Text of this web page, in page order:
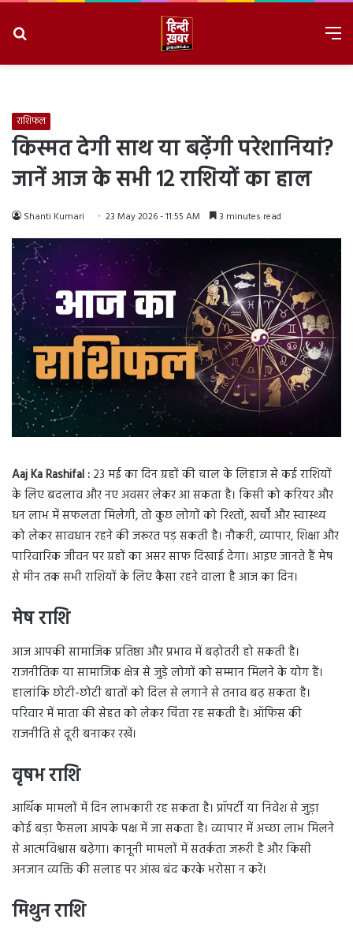
राशिफल
किस्मत देगी साथ या बढ़ेंगी परेशानियां?
जानें आज के सभी 12 राशियों का हाल
Shanti Kumari 23 May 2026 - 11:55 AM 3 minutes read
Aaj Ka Rashifal : 23 मई का दिन ग्रहों की चाल के लिहाज से कई राशियों
के लिए बदलाव और नए अवसर लेकर आ सकता है। किसी को करियर और
धन लाभ में सफलता मिलेगी, तो कुछ लोगों को रिश्तों, खर्चों और स्वास्थ्य
को लेकर सावधान रहने की जरूरत पड़ सकती है। नौकरी, व्यापार, शिक्षा और
पारिवारिक जीवन पर ग्रहों का असर साफ दिखाई देगा। आइए जानते हैं मेष
से मीन तक सभी राशियों के लिए कैसा रहने वाला है आज का दिन।
मेष राशि
आज आपकी सामाजिक प्रतिष्ठा और प्रभाव में बढ़ोतरी हो सकती है।
राजनीतिक या सामाजिक क्षेत्र से जुड़े लोगों को सम्मान मिलने के योग हैं।
हालांकि छोटी-छोटी बातों को दिल से लगाने से तनाव बढ़ सकता है।
परिवार में माता की सेहत को लेकर चिंता रह सकती है। ऑफिस की
राजनीति से दूरी बनाकर रखें।
वृषभ राशि
आर्थिक मामलों में दिन लाभकारी रह सकता है। प्रॉपर्टी या निवेश से जुड़ा
कोई बड़ा फैसला आपके पक्ष में जा सकता है। व्यापार में अच्छा लाभ मिलने
से आत्मविश्वास बढ़ेगा। कानूनी मामलों में सतर्कता जरूरी है और किसी
अनजान व्यक्ति की सलाह पर आंख बंद करके भरोसा न करें।
मिथुन राशि